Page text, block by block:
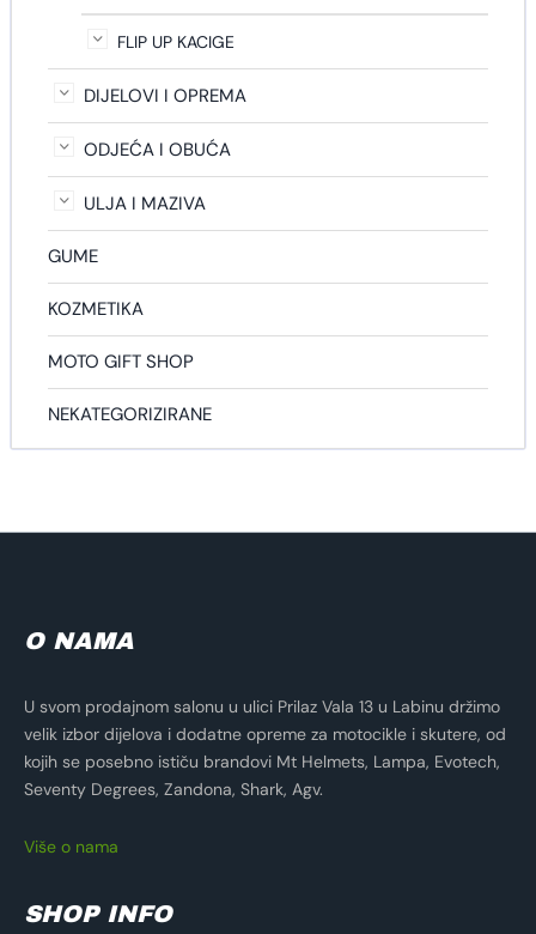
FLIP UP KACIGE
DIJELOVI I OPREMA
ODJEĆA I OBUĆA
ULJA I MAZIVA
GUME
KOZMETIKA
MOTO GIFT SHOP
NEKATEGORIZIRANE
O NAMA
U svom prodajnom salonu u ulici Prilaz Vala 13 u Labinu držimo
velik izbor dijelova i dodatne opreme za motocikle i skutere, od
kojih se posebno ističu brandovi Mt Helmets, Lampa, Evotech,
Seventy Degrees, Zandona, Shark, Agv.
Više o nama
SHOP INFO